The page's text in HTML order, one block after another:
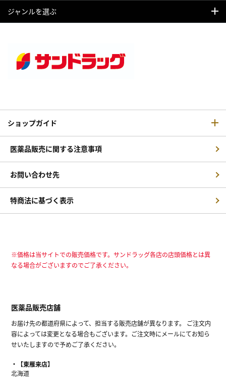
ジャンルを選ぶ
ショップガイド
医薬品販売に関する注意事項
お問い合わせ先
特商法に基づく表示
※価格は当サイトでの販売価格です。サンドラッグ各店の店頭価格とは異
なる場合がございますのでご了承ください。
医薬品販売店舗
お届け先の都道府県によって、担当する販売店舗が異なります。 ご注文内
容によっては変更となる場合もございます。ご注文時にメールにてお知ら
せいたしますので予めご了承ください。
【東雁来店】
北海道